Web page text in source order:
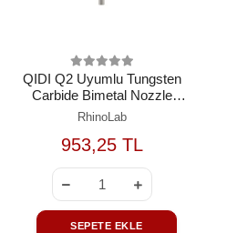
QIDI Q2 Uyumlu Tungsten
Carbide Bimetal Nozzle
0.8mm
RhinoLab
953,25 TL
SEPETE EKLE